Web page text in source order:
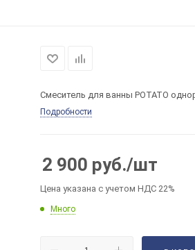
Смеситель для ванны POTATO
Подробности
2 900 руб./шт
Цена указана с учетом НДС 22%
Много